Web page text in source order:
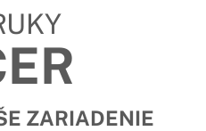
ZARIADENIE